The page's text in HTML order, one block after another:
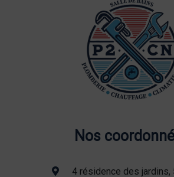
Nos
4 résidence des jardins,